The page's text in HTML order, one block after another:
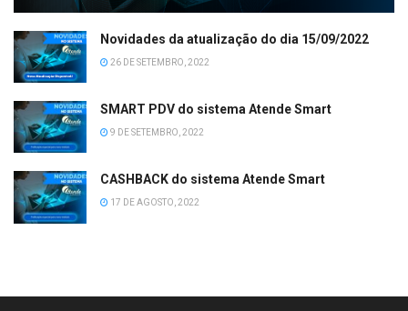
Novidades da atualização do dia 15/09/2022
26 DE SETEMBRO, 2022
SMART PDV do sistema Atende Smart
9 DE SETEMBRO, 2022
CASHBACK do sistema Atende Smart
17 DE AGOSTO, 2022